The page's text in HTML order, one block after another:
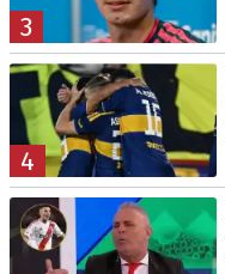
3
4